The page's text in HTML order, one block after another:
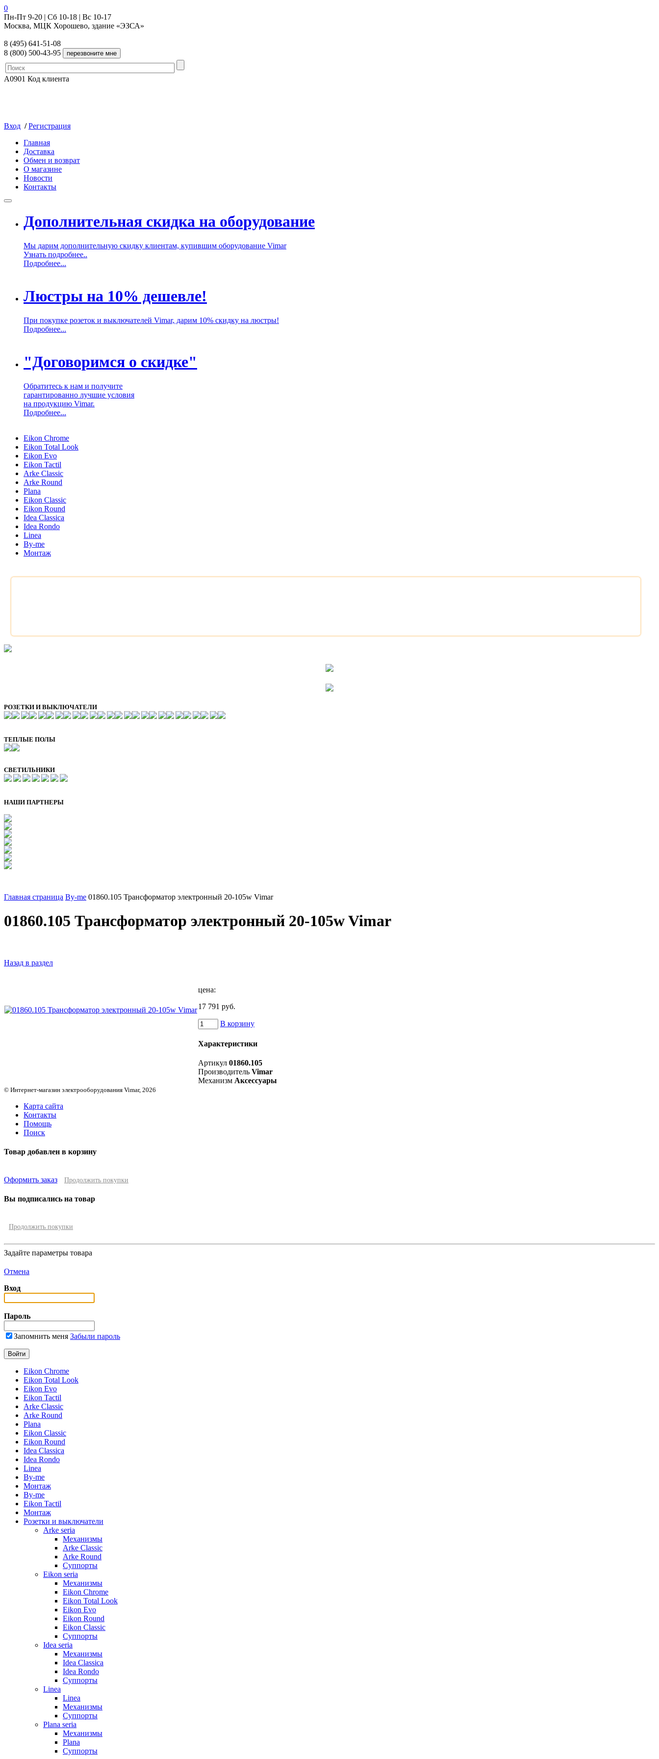
0
Пн-Пт 9-20 | Сб 10-18 | Вс 10-17
Москва, МЦК Хорошево, здание «ЭЗСА»
8 (495) 641-51-08
8 (800) 500-43-95
A0901 Код клиента
Вход / Регистрация
Главная
Доставка
Обмен и возврат
О магазине
Новости
Контакты
Дополнительная скидка на оборудование
Мы дарим дополнительную скидку клиентам, купившим оборудование Vimar
Узнать подробнее..
Подробнее...
Люстры на 10% дешевле!
При покупке розеток и выключателей Vimar, дарим 10% скидку на люстры!
Подробнее...
"Договоримся о скидке"
Обратитесь к нам и получите
гарантированно лучшие условия
на продукцию Vimar.
Подробнее...
Eikon Chrome
Eikon Total Look
Eikon Evo
Eikon Tactil
Arke Classic
Arke Round
Plana
Eikon Classic
Eikon Round
Idea Classica
Idea Rondo
Linea
By-me
Монтаж
РОЗЕТКИ И ВЫКЛЮЧАТЕЛИ
ТЕПЛЫЕ ПОЛЫ
СВЕТИЛЬНИКИ
НАШИ ПАРТНЕРЫ
Главная страница By-me 01860.105 Трансформатор электронный 20-105w Vimar
01860.105 Трансформатор электронный 20-105w Vimar
Назад в раздел
цена:
17 791 руб.
В корзину
Характеристики
Артикул 01860.105
Производитель Vimar
Механизм Аксессуары
© Интернет-магазин электрооборудования Vimar, 2026
Карта сайта
Контакты
Помощь
Поиск
Товар добавлен в корзину
Оформить заказ Продолжить покупки
Вы подписались на товар
Продолжить покупки
Задайте параметры товара
Отмена
Вход
Пароль
Запомнить меня Забыли пароль
Eikon Chrome
Eikon Total Look
Eikon Evo
Eikon Tactil
Arke Classic
Arke Round
Plana
Eikon Classic
Eikon Round
Idea Classica
Idea Rondo
Linea
By-me
Монтаж
By-me
Eikon Tactil
Монтаж
Розетки и выключатели
Arke seria
Механизмы
Arke Classic
Arke Round
Суппорты
Eikon seria
Механизмы
Eikon Chrome
Eikon Total Look
Eikon Evo
Eikon Round
Eikon Classic
Суппорты
Idea seria
Механизмы
Idea Classica
Idea Rondo
Суппорты
Linea
Linea
Механизмы
Суппорты
Plana seria
Механизмы
Plana
Суппорты